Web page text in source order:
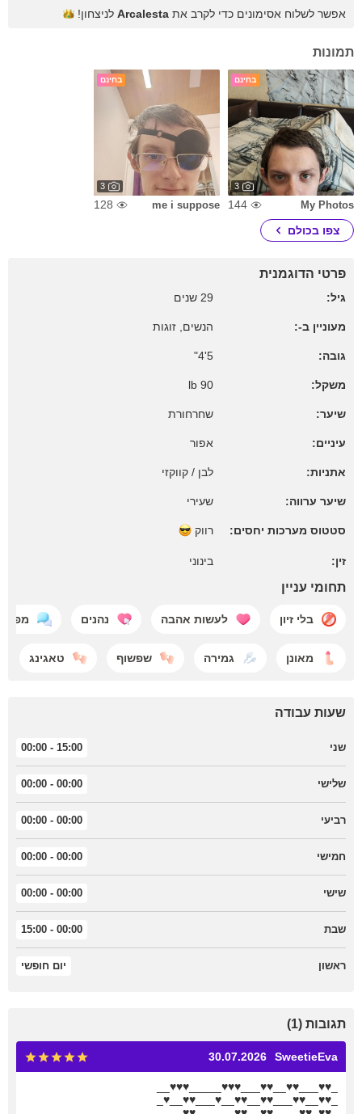
אפשר לשלוח אסימונים כדי לקרב את Arcalesta לניצחון!
תמונות
בחינם
3
My Photos
144
בחינם
3
me i suppose
128
צפו בכולם
פרטי הדוגמנית
גיל: 29 שנים
מעוניין ב-: הנשים, זוגות
גובה: 5'4"
משקל: 90 lb
שיער: שחרחורת
עיניים: אפור
אתניות: לבן / קווקזי
שיער ערווה: שעירי
סטטוס מערכות יחסים: רווק
זין: בינוני
תחומי עניין
בלי זיון לעשות אהבה נהנים
מאונן גמירה שפשוף טאגינג
שעות עבודה
שני 15:00 - 00:00
שלישי 00:00 - 00:00
רביעי 00:00 - 00:00
חמישי 00:00 - 00:00
שישי 00:00 - 00:00
שבת 00:00 - 15:00
ראשון יום חופשי
תגובות (1)
SweetieEva
30.07.2026
_♥♥___♥♥__♥♥___♥♥♥_____♥♥♥__
_♥♥__♥♥___♥♥__♥♥__♥___♥♥__♥_